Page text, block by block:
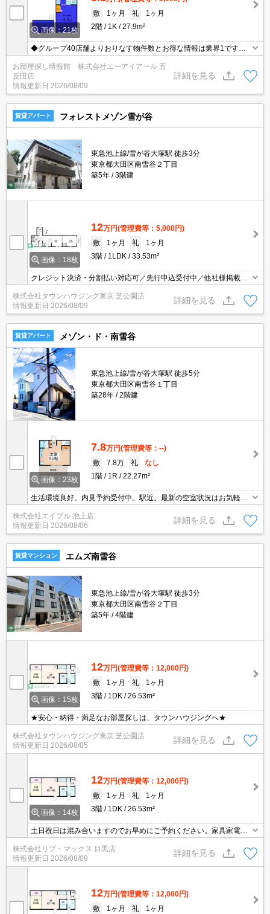
画像：21枚
敷
1ヶ月 礼
1ヶ月
2階
1K 27.9m²
◆グループ40店舗よりおりなす物件数とお得な情報は業界1です◆
仲介手数料無料物件有◆保証人様不要◆礼金敷金0物件多数有◆お
電話ご連絡即ご対応致します◆
お部屋探し情報館 株式会社エーアイアール 五
反田店
情報更新日 2026/08/09
詳細を見る
賃貸アパート フォレストメゾン雪が谷
東急池上線/雪が谷大塚駅 徒歩3分
東京都大田区南雪谷２丁目
築5年
3階建
画像：18枚
12万円(管理費等：5,000円)
敷
1ヶ月 礼
1ヶ月
3階
1LDK 33.53m²
クレジット決済・分割払い対応可／先行申込受付中／他社様掲載物
件もまとめてご案内可能／専任物件多数あり
株式会社タウンハウジング東京 芝公園店
情報更新日 2026/08/09
詳細を見る
賃貸アパート メゾン・ド・南雪谷
東急池上線/雪が谷大塚駅 徒歩5分
東京都大田区南雪谷１丁目
築28年
2階建
画像：23枚
7.8万円(管理費等：--)
敷
7.8万 礼
なし
1階
1R 22.27m²
生活環境良好。内見予約受付中。駅近。最新の空室状況はお気軽に
お問い合わせ下さい。1年未満の解約時、違約金1ヶ月分発生。イン
ターネット無料(契約内容要確認)。当店のお薦め物件。すぐ内見で
きます。
株式会社エイブル 池上店
情報更新日 2026/08/06
詳細を見る
賃貸マンション エムズ南雪谷
東急池上線/雪が谷大塚駅 徒歩3分
東京都大田区南雪谷２丁目
築5年
4階建
画像：15枚
12万円(管理費等：12,000円)
敷
1ヶ月 礼
1ヶ月
3階
1DK 26.53m²
★安心・納得・満足なお部屋探しは、タウンハウジングへ★
株式会社タウンハウジング東京 芝公園店
情報更新日 2026/08/05
詳細を見る
画像：14枚
12万円(管理費等：12,000円)
敷
1ヶ月 礼
1ヶ月
3階
1DK 26.53m²
土日祝日は混み合いますのでお早めにご予約ください。家具家電
付・転勤者・新婚・学生向け物件多数取扱有。
株式会社リブ・マックス 目黒店
情報更新日 2026/08/09
詳細を見る
12万円(管理費等：12,000円)
敷
1ヶ月 礼
1ヶ月